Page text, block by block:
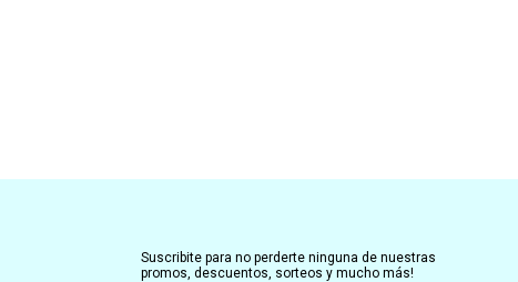
Suscribite para no perderte ninguna de nuestras
promos, descuentos, sorteos y mucho más!